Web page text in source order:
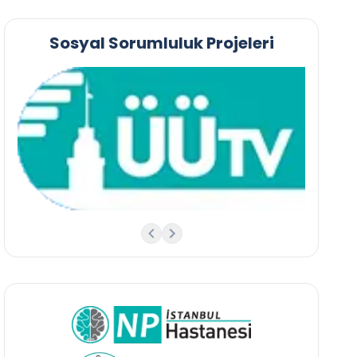
Sosyal Sorumluluk Projeleri